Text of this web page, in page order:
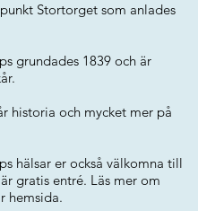
Stortorget som anlades
grundades 1839 och är
historia och mycket mer på
hälsar er också välkomna till
gratis entré. Läs mer om
hemsida.